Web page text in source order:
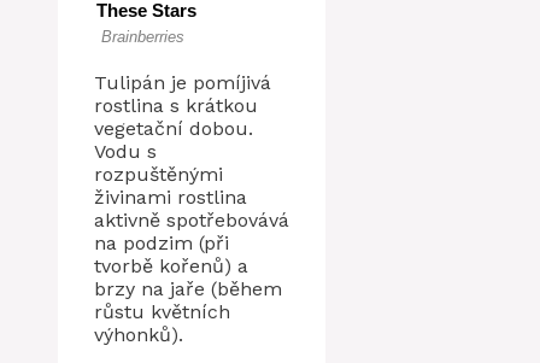
Tulipán je pomíjivá
rostlina s krátkou
vegetační dobou.
Vodu s
rozpuštěnými
živinami rostlina
aktivně spotřebovává
na podzim (při
tvorbě kořenů) a
brzy na jaře (během
růstu květních
výhonků).